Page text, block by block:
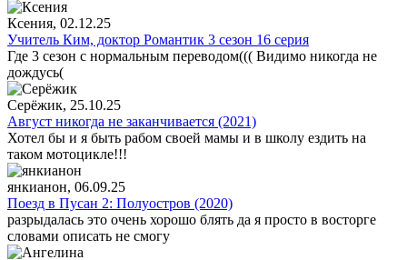
Ксения, 02.12.25
Учитель Ким, доктор Романтик 3 сезон 16 серия
Где 3 сезон с нормальным переводом((( Видимо никогда не
дождусь(
Серёжик, 25.10.25
Август никогда не заканчивается (2021)
Хотел бы и я быть рабом своей мамы и в школу ездить на
таком мотоцикле!!!
янкианон, 06.09.25
Поезд в Пусан 2: Полуостров (2020)
разрыдалась это очень хорошо блять да я просто в восторге
словами описать не смогу